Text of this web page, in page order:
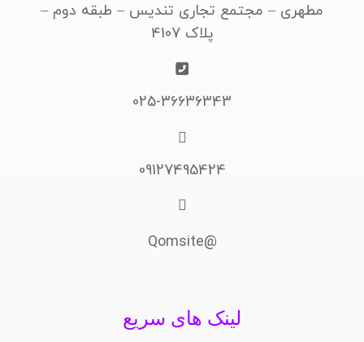
مطهری – مجتمع تجاری تندیس – طبقه دوم –
پلاک 4107
025-36636343
09127495424
@Qomsite
لینک های سریع